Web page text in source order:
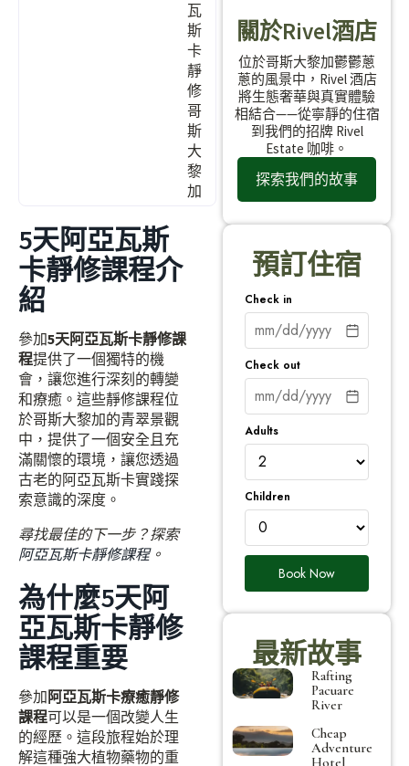
瓦
斯
卡
靜
修
哥
斯
大
黎
加
5天阿亞瓦斯
卡靜修課程介
紹
參加5天阿亞瓦斯卡靜修課
程提供了一個獨特的機
會，讓您進行深刻的轉變
和療癒。這些靜修課程位
於哥斯大黎加的青翠景觀
中，提供了一個安全且充
滿關懷的環境，讓您透過
古老的阿亞瓦斯卡實踐探
索意識的深度。
尋找最佳的下一步？探索
阿亞瓦斯卡靜修課程。
為什麼5天阿
亞瓦斯卡靜修
課程重要
參加 阿亞瓦斯卡療癒靜修
課程可以是一個改變人生
的經歷。這段旅程始於理
解這種強大植物藥物的重
關於Rivel酒店
位於哥斯大黎加鬱鬱蔥
蔥的風景中，Rivel 酒店
將生態奢華與真實體驗
相結合——從寧靜的住宿
到我們的招牌 Rivel
Estate 咖啡。
探索我們的故事
預訂住宿
Check in
Check out
Adults
Children
Book Now
最新故事
Rafting
Pacuare
River
Cheap
Adventure
Hotel